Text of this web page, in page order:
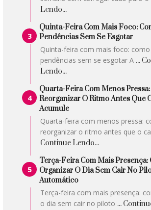
Lendo...
Quinta-Feira Com Mais Foco:
Pendências Sem Se Esgotar
Quinta-feira com mais foco:
pendências sem se esgotar A ...
Lendo...
Quarta-Feira Com Menos
Reorganizar O Ritmo Antes Que
Acumule
Quarta-feira com menos pressa:
reorganizar o ritmo antes que o
Continue Lendo...
Terça-Feira Com Mais Presença:
Organizar O Dia Sem Cair No
Automático
Terça-feira com mais presença:
o dia sem cair no piloto ...